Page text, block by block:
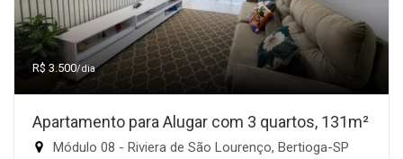
R$ 3.500/dia
Apartamento para Alugar com 3 quartos, 131m²
Módulo 08 - Riviera de São Lourenço, Bertioga-SP